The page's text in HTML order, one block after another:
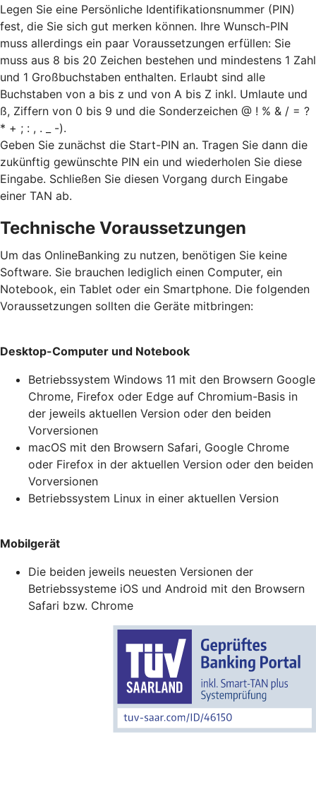
Legen Sie eine Persönliche Identifikationsnummer (PIN)
fest, die Sie sich gut merken können. Ihre Wunsch-PIN
muss allerdings ein paar Voraussetzungen erfüllen: Sie
muss aus 8 bis 20 Zeichen bestehen und mindestens 1 Zahl
und 1 Großbuchstaben enthalten. Erlaubt sind alle
Buchstaben von a bis z und von A bis Z inkl. Umlaute und
ß, Ziffern von 0 bis 9 und die Sonderzeichen @ ! % & / = ?
* + ; : , . _ -).
Geben Sie zunächst die Start-PIN an. Tragen Sie dann die
zukünftig gewünschte PIN ein und wiederholen Sie diese
Eingabe. Schließen Sie diesen Vorgang durch Eingabe
einer TAN ab.
Technische Voraussetzungen
Um das OnlineBanking zu nutzen, benötigen Sie keine
Software. Sie brauchen lediglich einen Computer, ein
Notebook, ein Tablet oder ein Smartphone. Die folgenden
Voraussetzungen sollten die Geräte mitbringen:
Desktop-Computer und Notebook
Betriebssystem Windows 11 mit den Browsern Google
Chrome, Firefox oder Edge auf Chromium-Basis in
der jeweils aktuellen Version oder den beiden
Vorversionen
macOS mit den Browsern Safari, Google Chrome
oder Firefox in der aktuellen Version oder den beiden
Vorversionen
Betriebssystem Linux in einer aktuellen Version
Mobilgerät
Die beiden jeweils neuesten Versionen der
Betriebssysteme iOS und Android mit den Browsern
Safari bzw. Chrome